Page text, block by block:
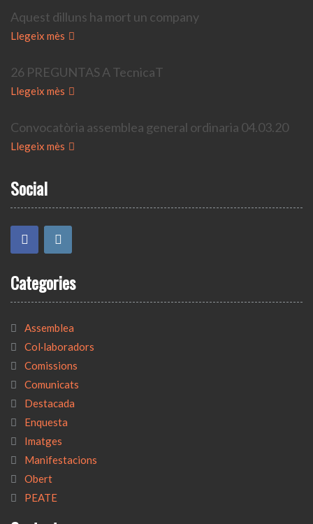
Aquest dilluns ha mort un company
Llegeix mès
26 PREGUNTAS A TecnicaT
Llegeix mès
Convocatòria assemblea general ordinaria 04.03.20
Llegeix mès
Social
Categories
Assemblea
Col·laboradors
Comissions
Comunicats
Destacada
Enquesta
Imatges
Manifestacions
Obert
PEATE